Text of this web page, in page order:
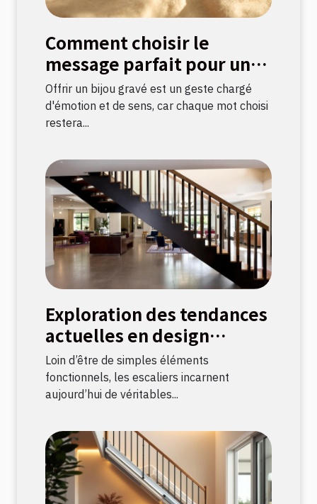
Comment choisir le
message parfait pour un
bijou gravé ?
Offrir un bijou gravé est un geste chargé
d'émotion et de sens, car chaque mot choisi
restera...
Exploration des tendances
actuelles en design
d'escaliers
Loin d’être de simples éléments
fonctionnels, les escaliers incarnent
aujourd’hui de véritables...